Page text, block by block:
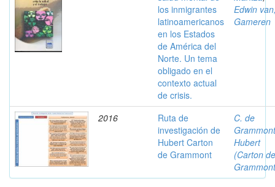
los inmigrantes
latinoamericanos
en los Estados
de América del
Norte. Un tema
obligado en el
contexto actual
de crisis.
Edwin
Gameren
2016
Ruta de
investigación de
Hubert Carton
de Grammont
C. de
Hubert
(Carton de